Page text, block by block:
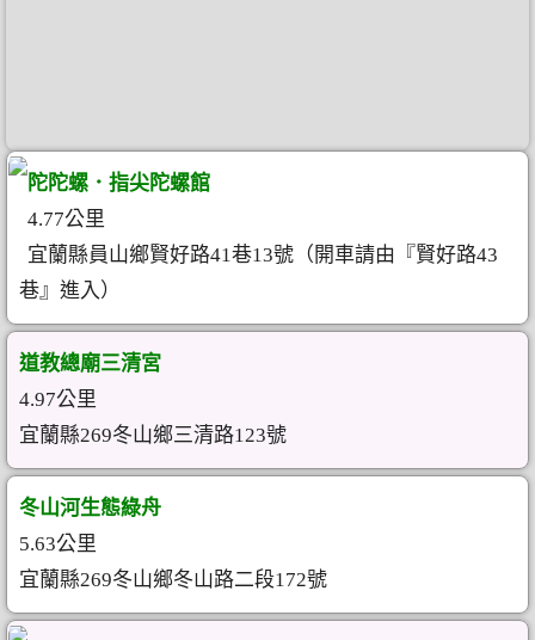
陀陀螺．指尖陀螺館
4.77公里
宜蘭縣員山鄉賢好路41巷13號（開車請由『賢好路43
巷』進入）
道教總廟三清宮
4.97公里
宜蘭縣269冬山鄉三清路123號
冬山河生態綠舟
5.63公里
宜蘭縣269冬山鄉冬山路二段172號